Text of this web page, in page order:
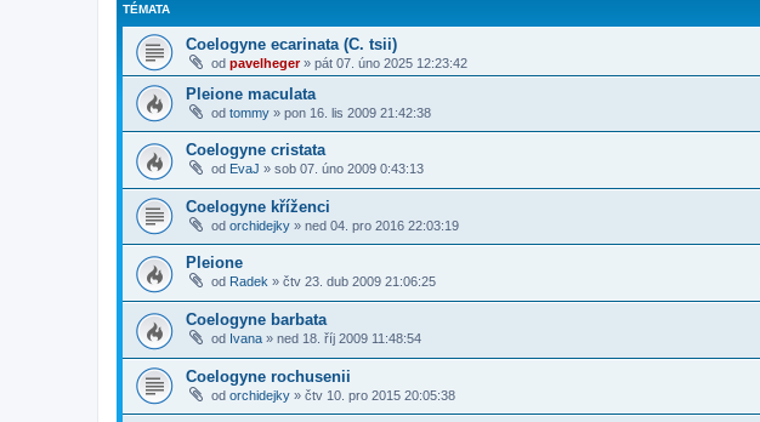
TÉMATA
Coelogyne ecarinata (C. tsii)
od pavelheger» pát 07. úno 2025 12:23:42
Pleione maculata
od tommy » pon 16. lis 2009 21:42:38
Coelogyne cristata
od EvaJ » sob 07. úno 2009 0:43:13
Coelogyne kříženci
od orchidejky » ned 04. pro 2016 22:03:19
Pleione
od Radek » čtv 23. dub 2009 21:06:25
Coelogyne barbata
od Ivana » ned 18. říj 2009 11:48:54
Coelogyne rochusenii
od orchidejky » čtv 10. pro 2015 20:05:38